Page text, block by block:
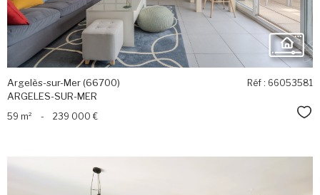
Argelès-sur-Mer (66700)
ARGELES-SUR-MER
Réf : 66053581
59 m² - 239 000 €